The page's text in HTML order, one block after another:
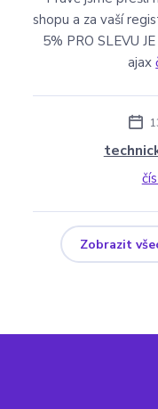
shopu a za vaší
5% PRO SLEVU
ajax
Zobrazit